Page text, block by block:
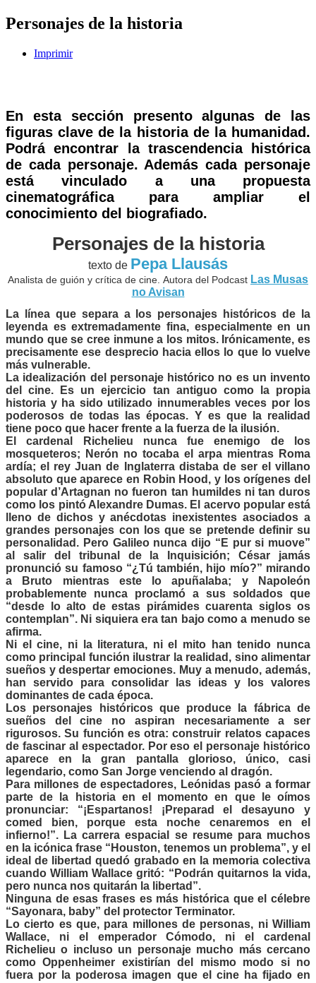
Personajes de la historia
Imprimir
En esta sección presento algunas de las
figuras clave de la historia de la humanidad.
Podrá encontrar la trascendencia histórica
de cada personaje. Además cada personaje
está vinculado a una propuesta
cinematográfica para ampliar el
conocimiento del biografiado.
Personajes de la historia
texto de Pepa Llausás
Analista de guión y crítica de cine. Autora del Podcast Las Musas
no Avisan
La línea que separa a los personajes históricos de la
leyenda es extremadamente fina, especialmente en un
mundo que se cree inmune a los mitos. Irónicamente, es
precisamente ese desprecio hacia ellos lo que lo vuelve
más vulnerable.
La idealización del personaje histórico no es un invento
del cine. Es un ejercicio tan antiguo como la propia
historia y ha sido utilizado innumerables veces por los
poderosos de todas las épocas. Y es que la realidad
tiene poco que hacer frente a la fuerza de la ilusión.
El cardenal Richelieu nunca fue enemigo de los
mosqueteros; Nerón no tocaba el arpa mientras Roma
ardía; el rey Juan de Inglaterra distaba de ser el villano
absoluto que aparece en Robin Hood, y los orígenes del
popular d’Artagnan no fueron tan humildes ni tan duros
como los pintó Alexandre Dumas. El acervo popular está
lleno de dichos y anécdotas inexistentes asociados a
grandes personajes con los que se pretende definir su
personalidad. Pero Galileo nunca dijo “E pur si muove”
al salir del tribunal de la Inquisición; César jamás
pronunció su famoso “¿Tú también, hijo mío?” mirando
a Bruto mientras este lo apuñalaba; y Napoleón
probablemente nunca proclamó a sus soldados que
“desde lo alto de estas pirámides cuarenta siglos os
contemplan”. Ni siquiera era tan bajo como a menudo se
afirma.
Ni el cine, ni la literatura, ni el mito han tenido nunca
como principal función ilustrar la realidad, sino alimentar
sueños y despertar emociones. Muy a menudo, además,
han servido para consolidar las ideas y los valores
dominantes de cada época.
Los personajes históricos que produce la fábrica de
sueños del cine no aspiran necesariamente a ser
rigurosos. Su función es otra: construir relatos capaces
de fascinar al espectador. Por eso el personaje histórico
aparece en la gran pantalla glorioso, único, casi
legendario, como San Jorge venciendo al dragón.
Para millones de espectadores, Leónidas pasó a formar
parte de la historia en el momento en que le oímos
pronunciar: “¡Espartanos! ¡Preparad el desayuno y
comed bien, porque esta noche cenaremos en el
infierno!”. La carrera espacial se resume para muchos
en la icónica frase “Houston, tenemos un problema”, y el
ideal de libertad quedó grabado en la memoria colectiva
cuando William Wallace gritó: “Podrán quitarnos la vida,
pero nunca nos quitarán la libertad”.
Ninguna de esas frases es más histórica que el célebre
“Sayonara, baby” del protector Terminator.
Lo cierto es que, para millones de personas, ni William
Wallace, ni el emperador Cómodo, ni el cardenal
Richelieu o incluso un personaje mucho más cercano
como Oppenheimer existirían del mismo modo si no
fuera por la poderosa imagen que el cine ha fijado en